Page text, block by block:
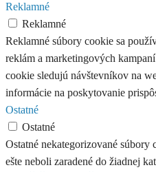
Reklamné
Reklamné
Reklamné súbory cookie sa
reklám a marketingových
cookie sledujú návštevníkov na
informácie na poskytovanie
Ostatné
Ostatné
Ostatné nekategorizované súbory
ešte neboli zaradené do žiadnej